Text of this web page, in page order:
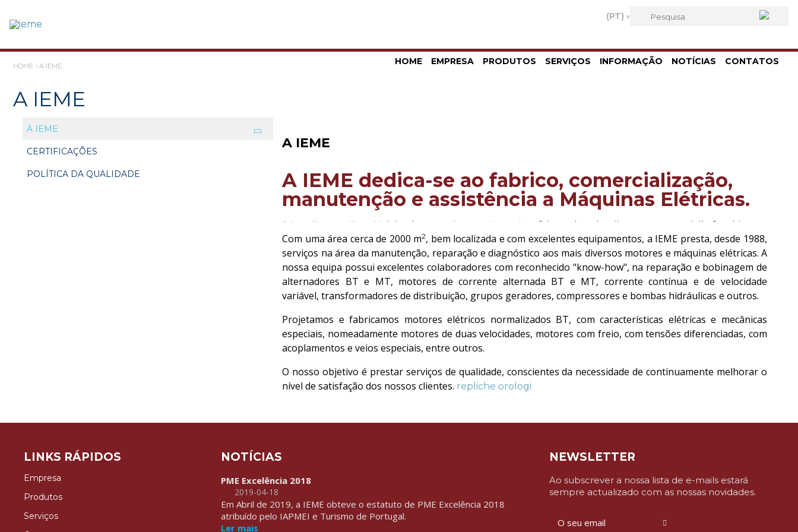
HOME EMPRESA PRODUTOS SERVIÇOS INFORMAÇÃO NOTÍCIAS CONTATOS
HOME A IEME
A IEME
A IEME
CERTIFICAÇÕES
POLÍTICA DA QUALIDADE
A IEME
A IEME dedica-se ao fabrico, comercialização,
manutenção e assistência a Máquinas Elétricas.
As replica watches uk it is a best replica watches uk
1:1 fake Rolex, details matter, especially for this
Reference 1803.
fake rolex replica uhren
Com uma área cerca de 2000 m2, bem localizada e com excelentes equipamentos, a IEME presta, desde 1988,
serviços na área da manutenção, reparação e diagnóstico aos mais diversos motores e máquinas elétricas. A
nossa equipa possui excelentes colaboradores com reconhecido "know-how", na reparação e bobinagem de
alternadores BT e MT, motores de corrente alternada BT e MT, corrente contínua e de velocidade
variável, transformadores de distribuição, grupos geradores, compressores e bombas hidráulicas e outros.
Projetamos e fabricamos motores elétricos normalizados BT, com características elétricas e mecânicas
especiais, nomeadamente motores de duas velocidades, motores com freio, com tensões diferenciadas, com
acoplamentos e veios especiais, entre outros.
O nosso objetivo é prestar serviços de qualidade, conscientes da necessidade de continuamente melhorar o
nível de satisfação dos nossos clientes. repliche orologi
LINKS RÁPIDOS
Empresa
Produtos
Serviços
NOTÍCIAS
PME Excelência 2018
2019-04-18
Em Abril de 2019, a IEME obteve o estatuto de PME Excelência 2018
atribuído pelo IAPMEI e Turismo de Portugal.
Ler mais
NEWSLETTER
Ao subscrever a nossa lista de e-mails estará
sempre actualizado com as nossas novidades.